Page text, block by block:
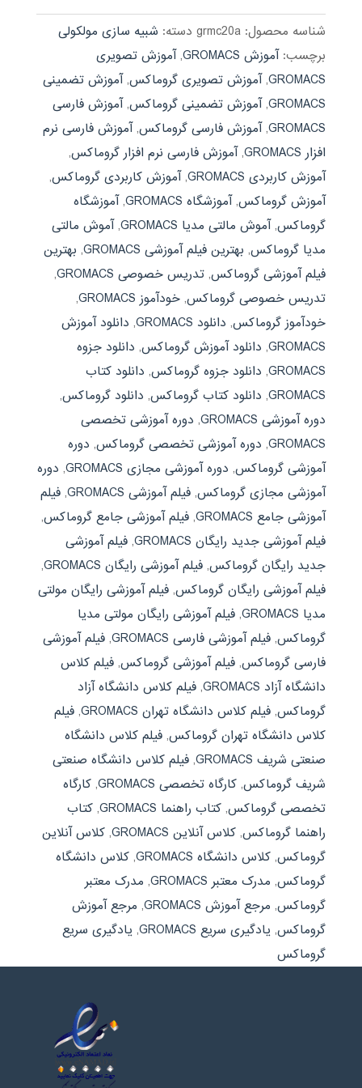
بود.
شناسه محصول: grmc20a دسته: شبیه سازی مولکولی
برچسب:آموزش GROMACS ,آموزش تصویری
GROMACS
,آموزش تصویری گروماکس,آموزش تضمینی
GROMACS
,آموزش تضمینی گروماکس,آموزش فارسی
GROMACS
,آموزش فارسی گروماکس,آموزش فارسی نرم
افزار GROMACS
,آموزش فارسی نرم افزار گروماکس,
آموزش کاربردی GROMACS
,آموزش کاربردی گروماکس,
آموزش گروماکس,آموزشگاه GROMACS ,آموزشگاه
گروماکس,آموش مالتی مدیا GROMACS ,آموش مالتی
مدیا گروماکس, بهترین فیلم آموزشی GROMACS , بهترین
فیلم آموزشی گروماکس, تدریس خصوصی GROMACS
,
تدریس خصوصی گروماکس, خودآموز GROMACS
,
خودآموز گروماکس, دانلود GROMACS , دانلود آموزش
GROMACS
, دانلود آموزش گروماکس, دانلود جزوه
GROMACS
, دانلود جزوه گروماکس, دانلود کتاب
GROMACS
, دانلود کتاب گروماکس, دانلود گروماکس,
دوره آموزشی GROMACS
, دوره آموزشی تخصصی
GROMACS
, دوره آموزشی تخصصی گروماکس, دوره
آموزشی گروماکس, دوره آموزشی مجازی GROMACS , دوره
آموزشی مجازی گروماکس, فیلم آموزشی GROMACS , فیلم
آموزشی جامع GROMACS
, فیلم آموزشی جامع گروماکس,
فیلم آموزشی جدید رایگان GROMACS
, فیلم آموزشی
جدید رایگان گروماکس, فیلم آموزشی رایگان GROMACS
,
فیلم آموزشی رایگان گروماکس, فیلم آموزشی رایگان مولتی
مدیا GROMACS
, فیلم آموزشی رایگان مولتی مدیا
گروماکس, فیلم آموزشی فارسی GROMACS , فیلم آموزشی
فارسی گروماکس, فیلم آموزشی گروماکس, فیلم کلاس
دانشگاه آزاد GROMACS
, فیلم کلاس دانشگاه آزاد
گروماکس, فیلم کلاس دانشگاه تهران GROMACS , فیلم
کلاس دانشگاه تهران گروماکس, فیلم کلاس دانشگاه
صنعتی شریف GROMACS
, فیلم کلاس دانشگاه صنعتی
شریف گروماکس, کارگاه تخصصی GROMACS , کارگاه
تخصصی گروماکس, کتاب راهنما GROMACS , کتاب
راهنما گروماکس, کلاس آنلاین GROMACS , کلاس آنلاین
گروماکس, کلاس دانشگاه GROMACS , کلاس دانشگاه
گروماکس, مدرک معتبر GROMACS , مدرک معتبر
گروماکس, مرجع آموزش GROMACS , مرجع آموزش
گروماکس, یادگیری سریع GROMACS , یادگیری سریع
گروماکس